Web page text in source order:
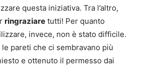
questa iniziativa. Tra l’altro,
ringraziare tutti! Per quanto
invece, non è stato difficile.
pareti che ci sembravano più
e ottenuto il permesso dai